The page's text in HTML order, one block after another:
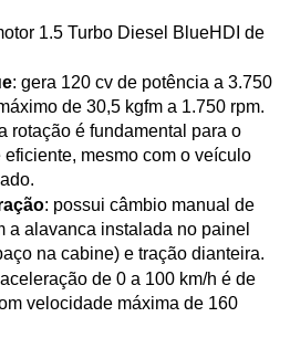
1.5 Turbo Diesel BlueHDI de
: gera 120 cv de potência a 3.750
de 30,5 kgfm a 1.750 rpm.
rotação é fundamental para o
mesmo com o veículo
: possui câmbio manual de
a alavanca instalada no painel
na cabine) e tração dianteira.
de 0 a 100 km/h é de
velocidade máxima de 160